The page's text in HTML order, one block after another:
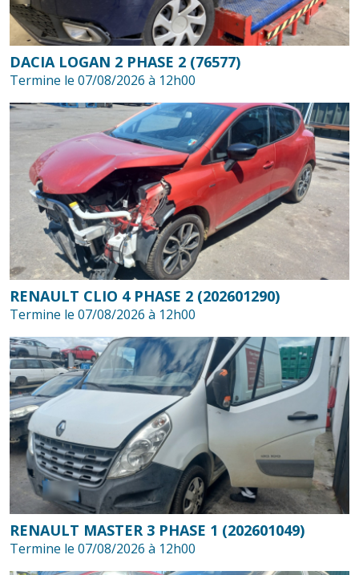
DACIA LOGAN 2 PHASE 2 (76577)
Termine le 07/08/2026 à 12h00
RENAULT CLIO 4 PHASE 2 (202601290)
Termine le 07/08/2026 à 12h00
RENAULT MASTER 3 PHASE 1 (202601049)
Termine le 07/08/2026 à 12h00